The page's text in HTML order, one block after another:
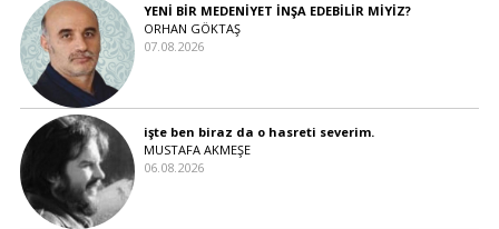
YENİ BİR MEDENİYET İNŞA EDEBİLİR MİYİZ?
ORHAN GÖKTAŞ
07.08.2026
işte ben biraz da o hasreti severim.
MUSTAFA AKMEŞE
06.08.2026